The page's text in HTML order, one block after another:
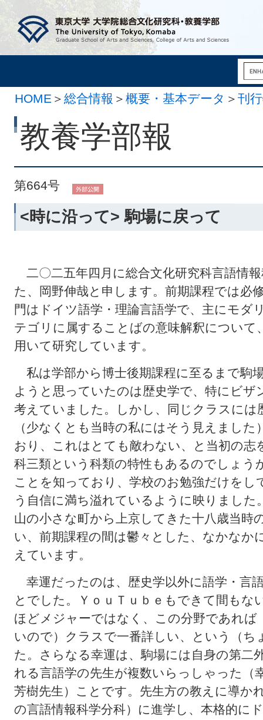
HOME ＞ 総合情報 ＞ 概要・基本データ ＞ 刊
月 2日）
教養学部報
第664号
<時に沿って> 駒場に戻って
二〇二五年四月に総合文化研究科言語情
た、岡野伸哉と申します。前期課程では必
門はドイツ語学・理論言語学で、主にモダ
テゴリに属することばの意味解釈について
用いて研究しています。
私は学部から博士後期課程に至るまで駒
ようと思っていたのは歴史学で、特にビ
考えていました。しかし、同じクラスに
（少なくとも当時の私にはそう見えまし
おり、これはとても敵わない、と当初の志
科三類という科類の特性もあるのでしょう
ことを知っており、学校のお勉強だけを
う自信に満ち溢れているように映りました
山の小さな町から上京してきた十八歳当時
い、前期課程の間は鬱々とした、なかなか
えています。
幸運だったのは、歴史学以外に語学・言
とでした。ＹｏｕＴｕｂｅもできて間もな
ほどメジャーではなく、この分野であれ
いので）クラスで一番詳しい、という（
た。さらなる幸運は、駒場には自身の第二
れる言語学の先生が複数いらっしゃった（
芳樹先生）ことです。先生方の教えに導か
の言語情報科学分科）に進学し、本格的に